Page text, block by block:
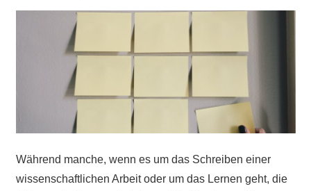
Während manche, wenn es um das Schreiben einer
wissenschaftlichen Arbeit oder um das Lernen geht, die